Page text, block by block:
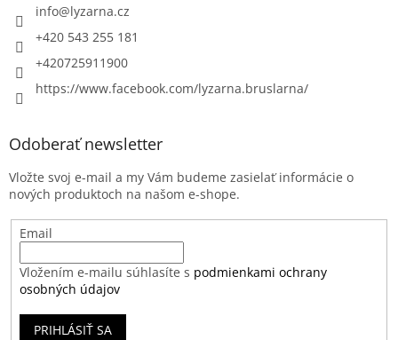
info@lyzarna.cz
+420 543 255 181
+420725911900
https://www.facebook.com/lyzarna.bruslarna/
Odoberať newsletter
Vložte svoj e-mail a my Vám budeme zasielať informácie o
nových produktoch na našom e-shope.
Email
Vložením e-mailu súhlasíte s podmienkami ochrany
osobných údajov
PRIHLÁSIŤ SA